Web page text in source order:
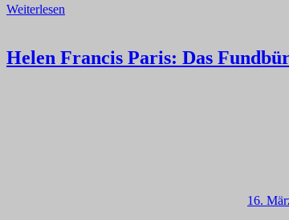
Weiterlesen
Helen Francis Paris: Das
16.